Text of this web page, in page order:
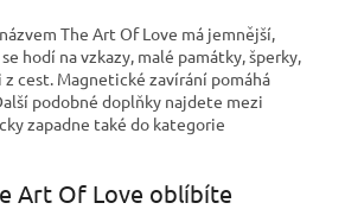
The Art Of Love má jemnější,
hodí na vzkazy, malé památky, šperky,
cest. Magnetické zavírání pomáhá
podobné doplňky najdete mezi
zapadne také do kategorie
Art Of Love oblíbíte